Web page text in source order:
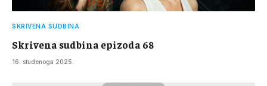
SKRIVENA SUDBINA
Skrivena sudbina epizoda 68
16. studenoga 2025.